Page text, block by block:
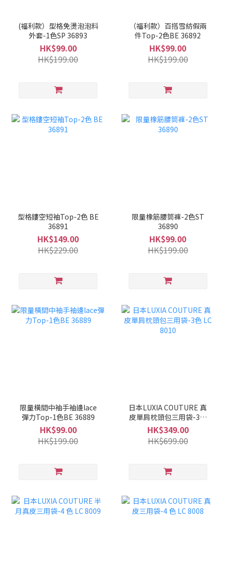
(福利款）型格免燙泡泡料
外套-1色SP 36893
HK$99.00
HK$199.00
（福利款）百搭雪紡假兩
件Top-2色BE 36892
HK$99.00
HK$199.00
型格鏤空短袖Top-2色 BE
36891
HK$149.00
HK$229.00
限量橡筋腰筒褲-2色ST
36890
HK$99.00
HK$199.00
限量橫間中袖手袖邊lace
彈力Top-1色BE 36889
HK$99.00
HK$199.00
日本LUXIA COUTURE 真
皮單肩枕頭包三用袋-3色
LC 8010
HK$349.00
HK$699.00